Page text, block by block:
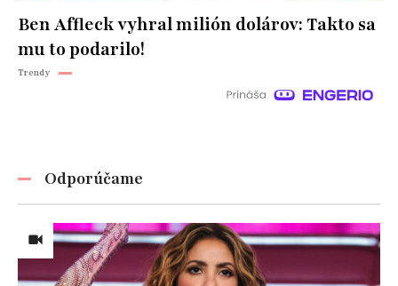
Ben Affleck vyhral milión dolárov: Takto sa
mu to podarilo!
Trendy
Odporúčame